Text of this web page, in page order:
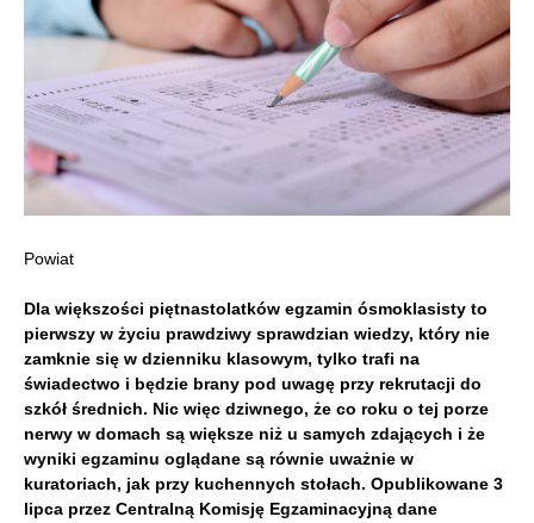
Powiat
Dla większości piętnastolatków egzamin ósmoklasisty to
pierwszy w życiu prawdziwy sprawdzian wiedzy, który nie
zamknie się w dzienniku klasowym, tylko trafi na
świadectwo i będzie brany pod uwagę przy rekrutacji do
szkół średnich. Nic więc dziwnego, że co roku o tej porze
nerwy w domach są większe niż u samych zdających i że
wyniki egzaminu oglądane są równie uważnie w
kuratoriach, jak przy kuchennych stołach. Opublikowane 3
lipca przez Centralną Komisję Egzaminacyjną dane